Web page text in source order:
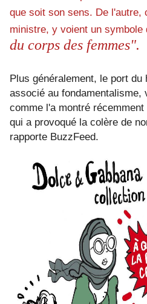
que soit son sens. De l'autre,
ministre, y voient un symbole
du corps des femmes".
Plus généralement, le port
associé au fondamentalisme,
comme l'a montré
qui a provoqué la colère de
rapporte BuzzFeed.